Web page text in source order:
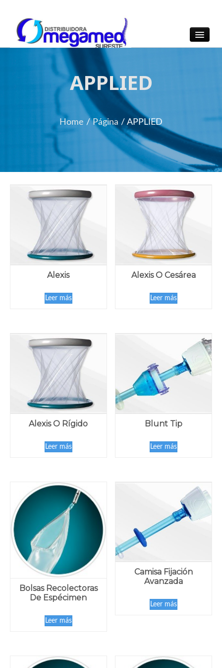
OmegaMed Sureste
OmegaMed Sureste
APPLIED
Home /Página / APPLIED
Alexis
Leer más
Alexis O Cesárea
Leer más
Alexis O Rígido
Leer más
Blunt Tip
Leer más
Bolsas Recolectoras
De Espécimen
Leer más
Camisa Fijación
Avanzada
Leer más